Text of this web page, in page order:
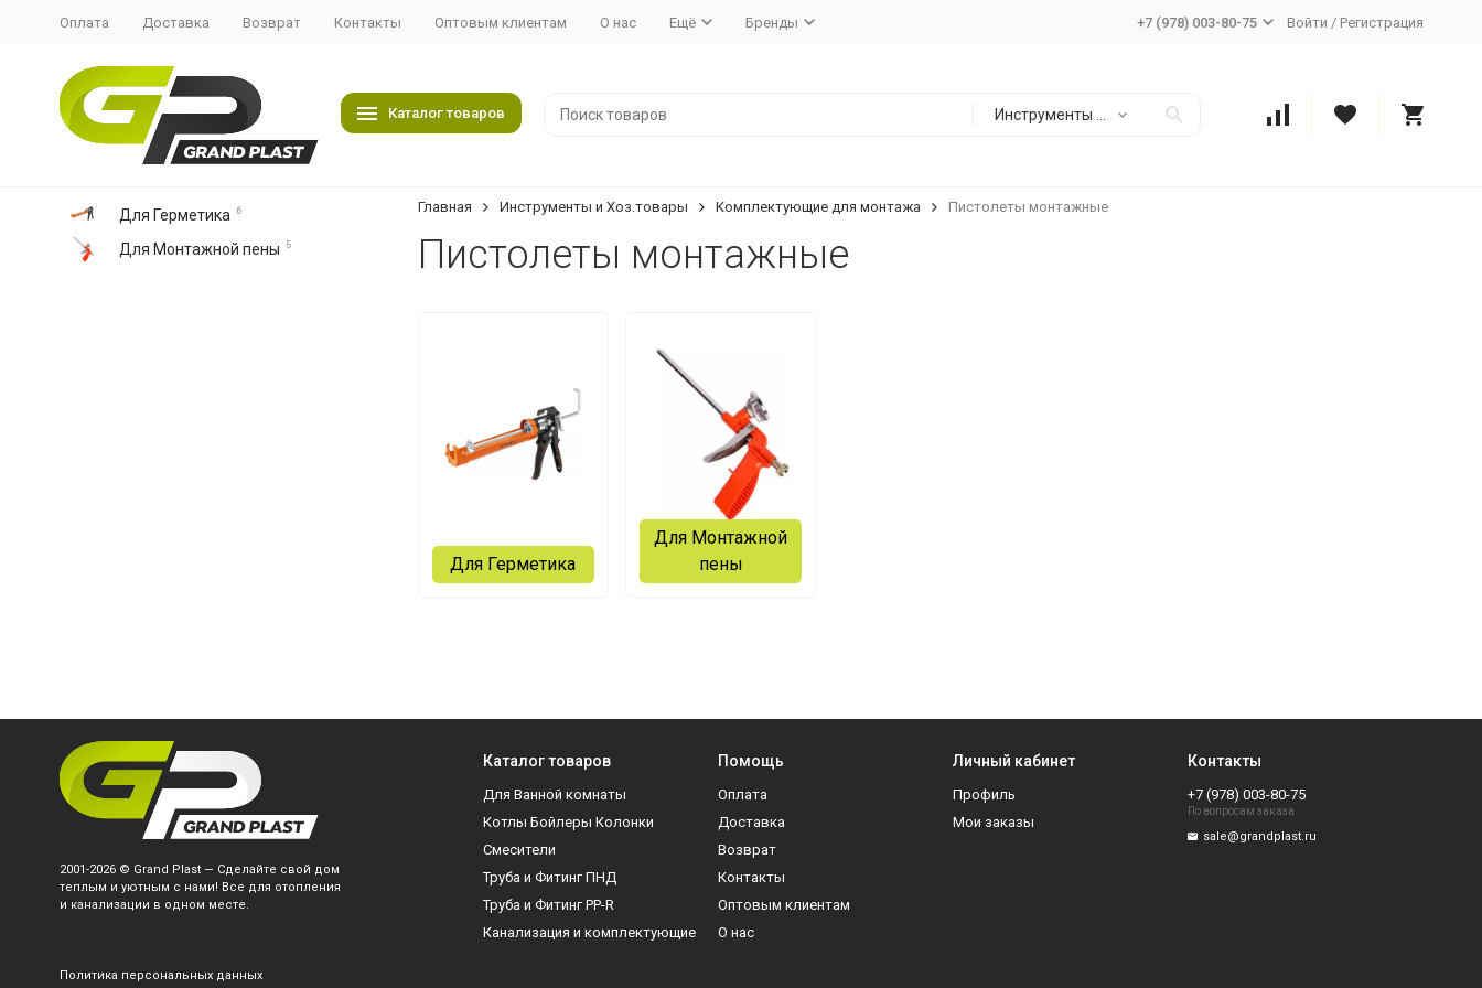
Оплата Доставка Возврат Контакты Оптовым клиентам О нас Ещё Бренды +7 (978) 003-80-75 Войти / Регистрация
Каталог товаров
Главная Инструменты и Хоз.товары Комплектующие для монтажа Пистолеты монтажные
Пистолеты монтажные
Для Герметика
Для Монтажной
пены
Для Герметика 6
Для Монтажной пены 5
2001-2026 © Grand Plast — Сделайте свой дом
теплым и уютным с нами! Все для отопления
и канализации в одном месте.
Политика персональных данных
Каталог товаров
Для Ванной комнаты
Котлы Бойлеры Колонки
Смесители
Труба и Фитинг ПНД
Труба и Фитинг PP-R
Канализация и комплектующие
Помощь
Оплата
Доставка
Возврат
Контакты
Оптовым клиентам
О нас
Личный кабинет
Профиль
Мои заказы
Контакты
+7 (978) 003-80-75
По вопросам заказа
sale@grandplast.ru